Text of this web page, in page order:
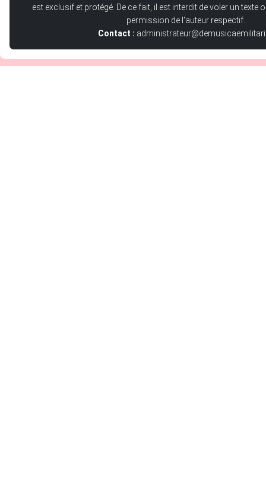
est exclusif et protégé. De ce fait, il est interdit de voler un texte
permission de l'auteur respectif.
Contact :